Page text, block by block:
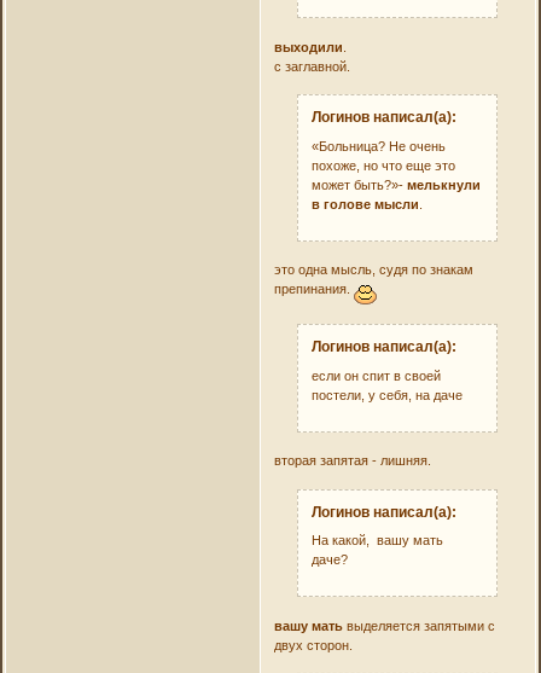
выходили
с заглавной.
Логинов написал(а):
«Больница? Не очень
похоже, но что еще это
может быть?»-мелькнули
в голове мысли
это одна мысль, судя по знакам
препинания.
Логинов написал(а):
если он спит в своей
постели, у себя, на даче
вторая запятая - лишняя.
Логинов написал(а):
На какой, вашу мать
даче?
вашу матьвыделяется запятыми с
двух сторон.